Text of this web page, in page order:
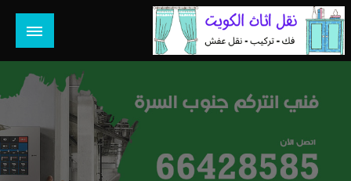
التخطي
إلى
المحتوى
هل تبحث عن أفضل خدمات بالكويت؟ خدمة فك نقل تركيب صيانة